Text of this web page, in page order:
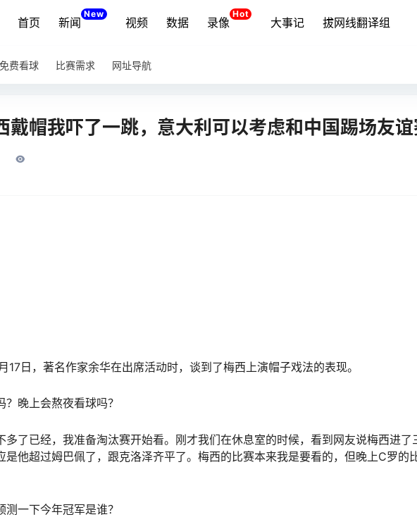
首页 新闻
New
视频 数据 录像
Hot
大事记 拔网线翻译组
免费看球 比赛需求 网址导航
戴帽我吓了一跳，意大利可以考虑和中国踢场友
17日，著名作家余华在出席活动时，谈到了梅西上演帽子戏法的表现。
晚上会熬夜看球吗？
了已经，我准备淘汰赛开始看。刚才我们在休息室的时候，看到网友说梅西进了
是他超过姆巴佩了，跟克洛泽齐平了。梅西的比赛本来我是要看的，但晚上C罗的
一下今年冠军是谁？